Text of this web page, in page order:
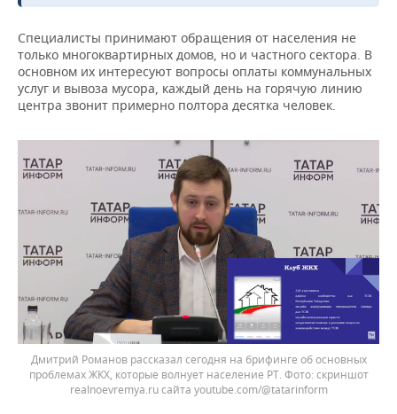
Специалисты принимают обращения от населения не
только многоквартирных домов, но и частного сектора. В
основном их интересуют вопросы оплаты коммунальных
услуг и вывоза мусора, каждый день на горячую линию
центра звонит примерно полтора десятка человек.
Дмитрий Романов рассказал сегодня на брифинге об основных
проблемах ЖКХ, которые волнует население РТ.
скриншот
realnoevremya.ru сайта youtube.com/@tatarinform